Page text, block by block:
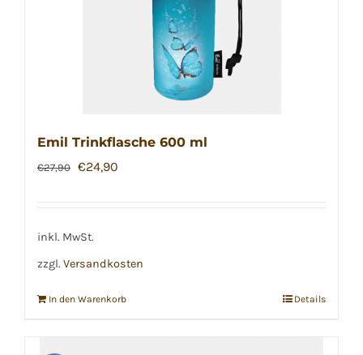
Emil Trinkflasche 600 ml
€27,90 Ursprünglicher
€27,90
€24,90
inkl. MwSt.
zzgl. Versandkosten
In den Warenkorb Details